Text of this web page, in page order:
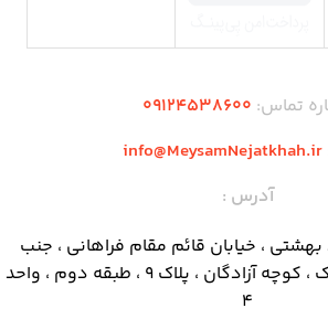
تماس: 09124538600
info@MeysamNejatkhah.ir
آدرس :
بهشتی ، خیابان قائم مقام فراهانی ، جنب
بیمارستان تهران کلینیک ، کوچه آزادگان ، پلاک ۹ ، طبقه دوم ، واحد
۴